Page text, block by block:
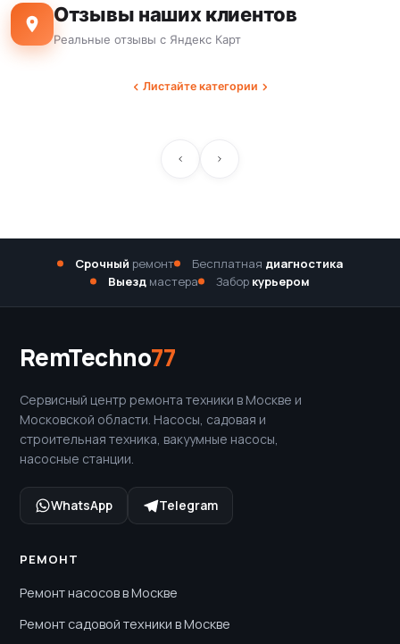
Отзывы наших клиентов
Реальные отзывы с Яндекс Карт
Листайте категории
Срочный ремонт Бесплатная диагностика
Выезд мастера Забор курьером
RemTechno77
Сервисный центр ремонта техники в Москве и
Московской области. Насосы, садовая и
строительная техника, вакуумные насосы,
насосные станции.
WhatsApp Telegram
РЕМОНТ
Ремонт насосов в Москве
Ремонт садовой техники в Москве